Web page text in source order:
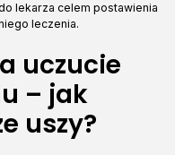
lekarza celem postawienia
leczenia.
uczucie
– jak
uszy?